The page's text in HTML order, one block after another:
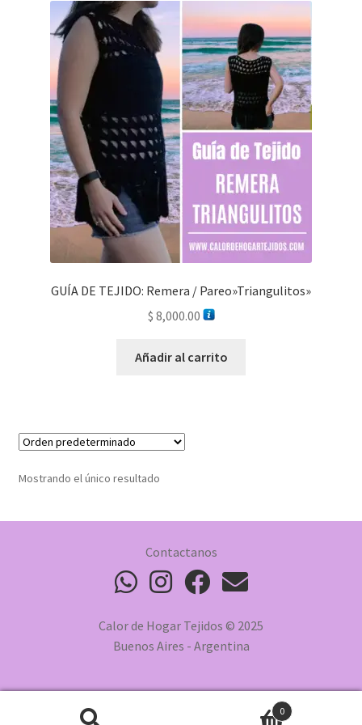
GUÍA DE TEJIDO: Remera / Pareo»Triangulitos»
$ 8,000.00
Añadir al carrito
Mostrando el único resultado
Contactanos
Calor de Hogar Tejidos © 2025
Buenos Aires - Argentina
0